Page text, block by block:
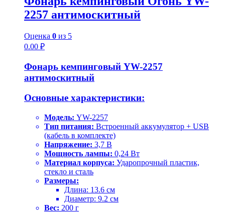
2257 антимоскитный
Оценка 0 из 5
0.00 ₽
Фонарь кемпинговый YW-2257
антимоскитный
Основные характеристики:
Модель: YW-2257
Тип питания: Встроенный аккумулятор + USB
(кабель в комплекте)
Напряжение: 3,7 В
Мощность лампы: 0,24 Вт
Материал корпуса: Ударопрочный пластик,
стекло и сталь
Размеры:
Длина: 13.6 см
Диаметр: 9.2 см
Вес: 200 г